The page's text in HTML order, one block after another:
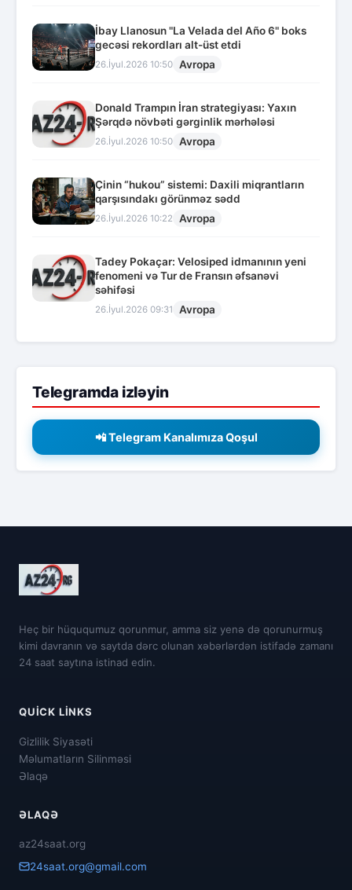
İbay Llanosun "La Velada del Año 6" boks
gecəsi rekordları alt-üst etdi
26.İyul.2026 10:50 Avropa
Donald Trampın İran strategiyası: Yaxın
Şərqdə növbəti gərginlik mərhələsi
26.İyul.2026 10:50 Avropa
Çinin “hukou” sistemi: Daxili miqrantların
qarşısındakı görünməz sədd
26.İyul.2026 10:22 Avropa
Tadey Pokaçar: Velosiped idmanının yeni
fenomeni və Tur de Fransın əfsanəvi
səhifəsi
26.İyul.2026 09:31 Avropa
Telegramda izləyin
📲 Telegram Kanalımıza Qoşul
Heç bir hüququmuz qorunmur, amma siz yenə də qorunurmuş
kimi davranın və saytda dərc olunan xəbərlərdən istifadə zamanı
24 saat saytına istinad edin.
QUICK LINKS
Gizlilik Siyasəti
Məlumatların Silinməsi
Əlaqə
ƏLAQƏ
az24saat.org
24saat.org@gmail.com